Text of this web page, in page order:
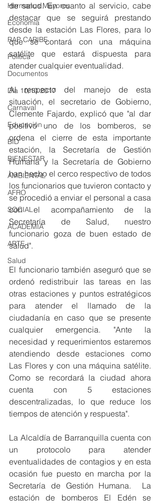
Hermanos Mayores
Economía
RAP CARIBE
Política
Documentos
Día 10/10 2017
Carnaval
Educación
BID
BIENESTAR
AMBIENTAL
AFRO
SOCIAL
ACADEMIA
ARTE
Salud
de salud. En cuanto al servicio, cabe
destacar que se seguirá prestando
desde la estación Las Flores, para lo
que se contará con una máquina
satélite que estará dispuesta para
atender cualquier eventualidad.
Al respecto del manejo de esta
situación, el secretario de Gobierno,
Clemente Fajardo, explicó que "al dar
positivo uno de los bomberos, se
ordena el cierre de esta importante
estación, la Secretaría de Gestión
Humana y la Secretaría de Gobierno
han hecho el cerco respectivo de todos
los funcionarios que tuvieron contacto y
se procedió a enviar el personal a casa
con el acompañamiento de la
Secretaría de Salud, nuestro
funcionario goza de buen estado de
salud".
El funcionario también aseguró que se
ordenó redistribuir las tareas en las
otras estaciones y puntos estratégicos
para atender el llamado de la
ciudadanía en caso que se presente
cualquier emergencia. "Ante la
necesidad y requerimientos estaremos
atendiendo desde estaciones como
Las Flores y con una máquina satélite.
Como se recordará la ciudad ahora
cuenta con 5 estaciones
descentralizadas, lo que reduce los
tiempos de atención y respuesta".
La Alcaldía de Barranquilla cuenta con
un protocolo para atender
eventualidades de contagios y en esta
ocasión fue puesto en marcha por la
Secretaría de Gestión Humana.  La
estación de bomberos El Edén se